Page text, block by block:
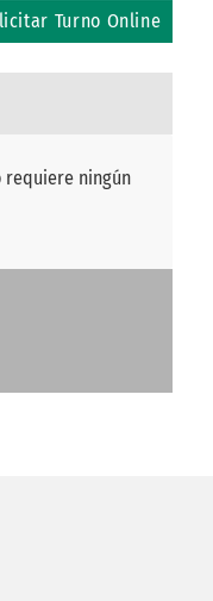
Turno Online
requiere ningún